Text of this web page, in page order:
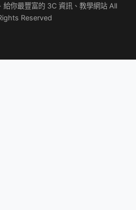
你最豐富的 3C 資訊、教學網站 All
Reserved